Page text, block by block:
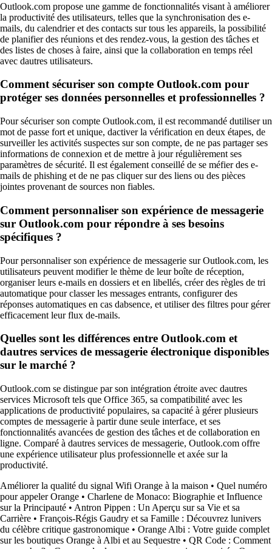
Outlook.com propose une gamme de fonctionnalités visant à améliorer
la productivité des utilisateurs, telles que la synchronisation des e-
mails, du calendrier et des contacts sur tous les appareils, la possibilité
de planifier des réunions et des rendez-vous, la gestion des tâches et
des listes de choses à faire, ainsi que la collaboration en temps réel
avec dautres utilisateurs.
Comment sécuriser son compte Outlook.com pour
protéger ses données personnelles et professionnelles ?
Pour sécuriser son compte Outlook.com, il est recommandé dutiliser un
mot de passe fort et unique, dactiver la vérification en deux étapes, de
surveiller les activités suspectes sur son compte, de ne pas partager ses
informations de connexion et de mettre à jour régulièrement ses
paramètres de sécurité. Il est également conseillé de se méfier des e-
mails de phishing et de ne pas cliquer sur des liens ou des pièces
jointes provenant de sources non fiables.
Comment personnaliser son expérience de messagerie
sur Outlook.com pour répondre à ses besoins
spécifiques ?
Pour personnaliser son expérience de messagerie sur Outlook.com, les
utilisateurs peuvent modifier le thème de leur boîte de réception,
organiser leurs e-mails en dossiers et en libellés, créer des règles de tri
automatique pour classer les messages entrants, configurer des
réponses automatiques en cas dabsence, et utiliser des filtres pour gérer
efficacement leur flux de-mails.
Quelles sont les différences entre Outlook.com et
dautres services de messagerie électronique disponibles
sur le marché ?
Outlook.com se distingue par son intégration étroite avec dautres
services Microsoft tels que Office 365, sa compatibilité avec les
applications de productivité populaires, sa capacité à gérer plusieurs
comptes de messagerie à partir dune seule interface, et ses
fonctionnalités avancées de gestion des tâches et de collaboration en
ligne. Comparé à dautres services de messagerie, Outlook.com offre
une expérience utilisateur plus professionnelle et axée sur la
productivité.
Améliorer la qualité du signal Wifi Orange à la maison • Quel numéro
pour appeler Orange • Charlene de Monaco: Biographie et Influence
sur la Principauté • Antron Pippen : Un Aperçu sur sa Vie et sa
Carrière • François-Régis Gaudry et sa Famille : Découvrez lunivers
du célèbre critique gastronomique • Orange Albi : Votre guide complet
sur les boutiques Orange à Albi et au Sequestre • QR Code : Comment